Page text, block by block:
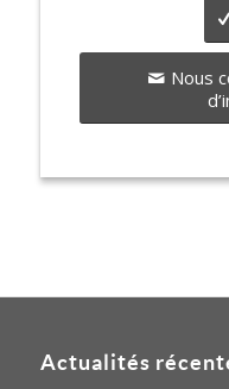
Nous
Actualités